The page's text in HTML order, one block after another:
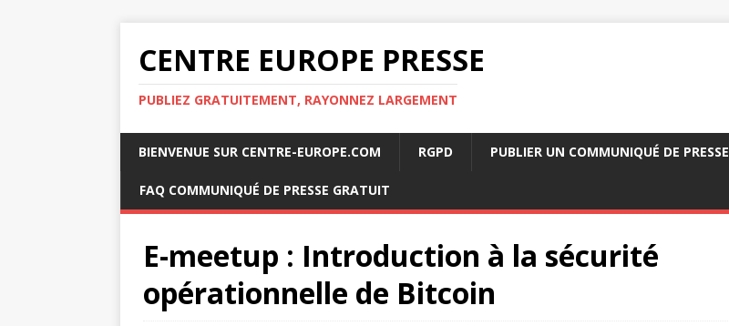
CENTRE EUROPE PRESSE
PUBLIEZ GRATUITEMENT, RAYONNEZ LARGEMENT
BIENVENUE SUR CENTRE-EUROPE.COM RGPD PUBLIER UN COMMUNIQUÉ DE PRESSE
FAQ COMMUNIQUÉ DE PRESSE GRATUIT
E-meetup : Introduction à la sécurité
opérationnelle de Bitcoin